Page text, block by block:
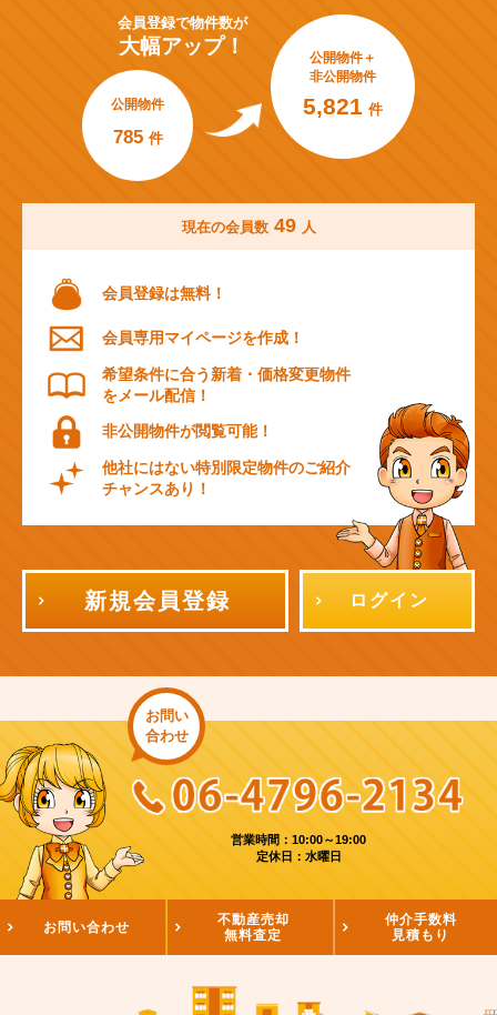
会員登録で物件数が
大幅アップ！
公開物件
785 件
公開物件＋
非公開物件
5,821 件
現在の会員数 49 人
会員登録は無料！
会員専用マイページを作成！
希望条件に合う新着・価格変更物件
をメール配信！
非公開物件が閲覧可能！
他社にはない特別限定物件のご紹介
チャンスあり！
新規会員登録 ログイン
お問い
合わせ
営業時間：10:00～19:00
定休日：水曜日
お問い合わせ
不動産売却
無料査定
仲介手数料
見積もり